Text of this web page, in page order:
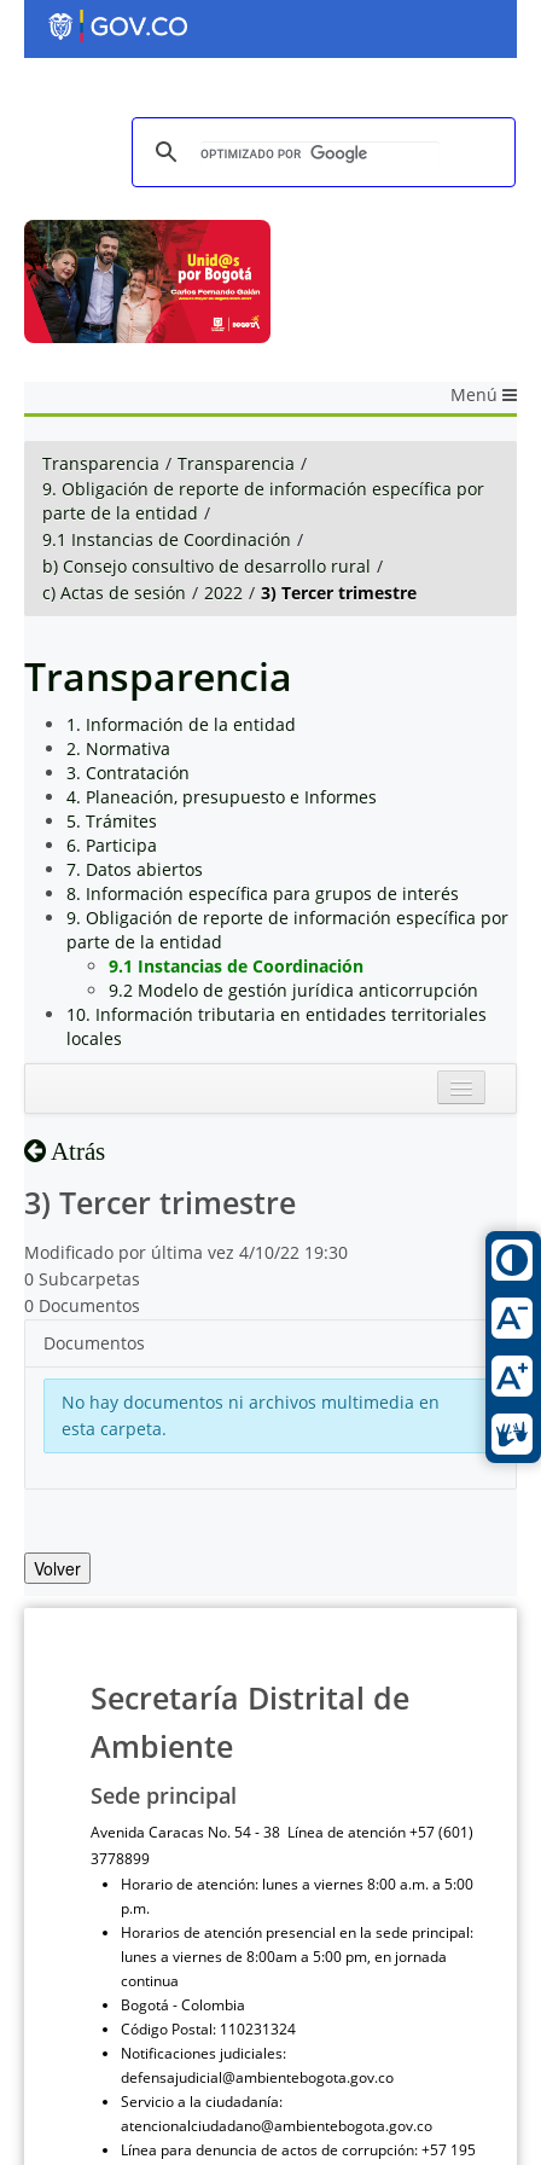
Menú
Transparencia / Transparencia /
9. Obligación de reporte de información específica por
parte de la entidad /
9.1 Instancias de Coordinación /
b) Consejo consultivo de desarrollo rural /
c) Actas de sesión / 2022 / 3) Tercer trimestre
Transparencia
1. Información de la entidad
2. Normativa
3. Contratación
4. Planeación, presupuesto e Informes
5. Trámites
6. Participa
7. Datos abiertos
8. Información específica para grupos de interés
9. Obligación de reporte de información específica por
parte de la entidad
9.1 Instancias de Coordinación
9.2 Modelo de gestión jurídica anticorrupción
10. Información tributaria en entidades territoriales
locales
Atrás
3) Tercer trimestre
Modificado por última vez 4/10/22 19:30
0 Subcarpetas
0 Documentos
Documentos
No hay documentos ni archivos multimedia en
esta carpeta.
Volver
Secretaría Distrital de
Ambiente
Sede principal
Avenida Caracas No. 54 - 38 Línea de atención +57 (601)
3778899
Horario de atención: lunes a viernes 8:00 a.m. a 5:00
p.m.
Horarios de atención presencial en la sede principal:
lunes a viernes de 8:00am a 5:00 pm, en jornada
continua
Bogotá - Colombia
Código Postal: 110231324
Notificaciones judiciales:
defensajudicial@ambientebogota.gov.co
Servicio a la ciudadanía:
atencionalciudadano@ambientebogota.gov.co
Línea para denuncia de actos de corrupción: +57 195